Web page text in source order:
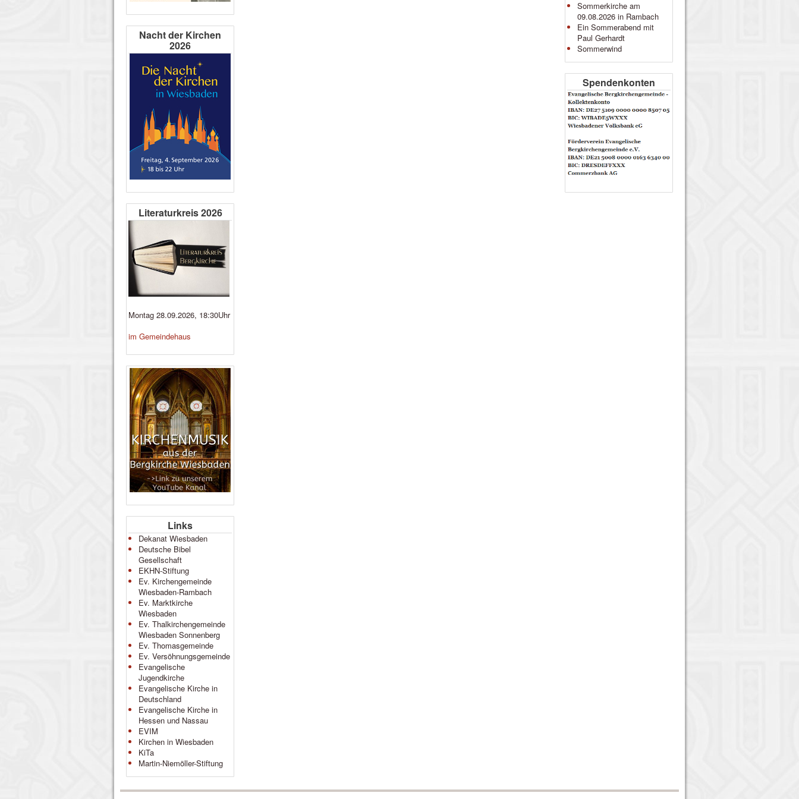
Nacht der Kirchen
2026
Literaturkreis 2026
Montag 28.09.2026, 18:30Uhr
im Gemeindehaus
Links
Dekanat Wiesbaden
Deutsche Bibel
Gesellschaft
EKHN-Stiftung
Ev. Kirchengemeinde
Wiesbaden-Rambach
Ev. Marktkirche
Wiesbaden
Ev. Thalkirchengemeinde
Wiesbaden Sonnenberg
Ev. Thomasgemeinde
Ev. Versöhnungsgemeinde
Evangelische
Jugendkirche
Evangelische Kirche in
Deutschland
Evangelische Kirche in
Hessen und Nassau
EVIM
Kirchen in Wiesbaden
KiTa
Martin-Niemöller-Stiftung
Sommerkirche am
09.08.2026 in Rambach
Ein Sommerabend mit
Paul Gerhardt
Sommerwind
Spendenkonten